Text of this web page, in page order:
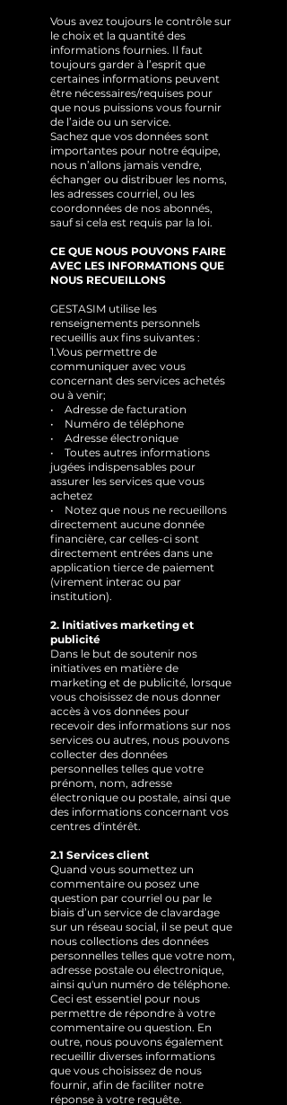
Vous avez toujours le contrôle sur
le choix et la quantité des
informations fournies. Il faut
toujours garder à l’esprit que
certaines informations peuvent
être nécessaires/requises pour
que nous puissions vous fournir
de l’aide ou un service.
Sachez que vos données sont
importantes pour notre équipe,
nous n’allons jamais vendre,
échanger ou distribuer les noms,
les adresses courriel, ou les
coordonnées de nos abonnés,
sauf si cela est requis par la loi.
CE QUE NOUS POUVONS FAIRE
AVEC LES INFORMATIONS QUE
NOUS RECUEILLONS
GESTASIM utilise les
renseignements personnels
recueillis aux fins suivantes :
1.Vous permettre de
communiquer avec vous
concernant des services achetés
ou à venir;
• Adresse de facturation
• Numéro de téléphone
• Adresse électronique
• Toutes autres informations
jugées indispensables pour
assurer les services que vous
achetez
• Notez que nous ne recueillons
directement aucune donnée
financière, car celles-ci sont
directement entrées dans une
application tierce de paiement
(virement interac ou par
institution).
2. Initiatives marketing et
publicité
Dans le but de soutenir nos
initiatives en matière de
marketing et de publicité, lorsque
vous choisissez de nous donner
accès à vos données pour
recevoir des informations sur nos
services ou autres, nous pouvons
collecter des données
personnelles telles que votre
prénom, nom, adresse
électronique ou postale, ainsi que
des informations concernant vos
centres d'intérêt.
2.1 Services client
Quand vous soumettez un
commentaire ou posez une
question par courriel ou par le
biais d’un service de clavardage
sur un réseau social, il se peut que
nous collections des données
personnelles telles que votre nom,
adresse postale ou électronique,
ainsi qu'un numéro de téléphone.
Ceci est essentiel pour nous
permettre de répondre à votre
commentaire ou question. En
outre, nous pouvons également
recueillir diverses informations
que vous choisissez de nous
fournir, afin de faciliter notre
réponse à votre requête.